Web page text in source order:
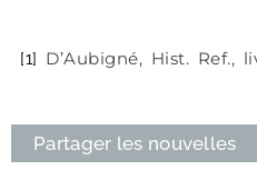
[1] D’Aubigné, Hist. Ref.,
Partager les nouvelles